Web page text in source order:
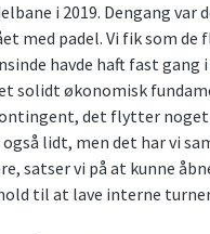
i 2019. Dengang
med padel. Vi fik som
havde haft fast
solidt økonomisk
det flytter noget
lidt, men det har vi
satser vi på at kunne
til at lave interne